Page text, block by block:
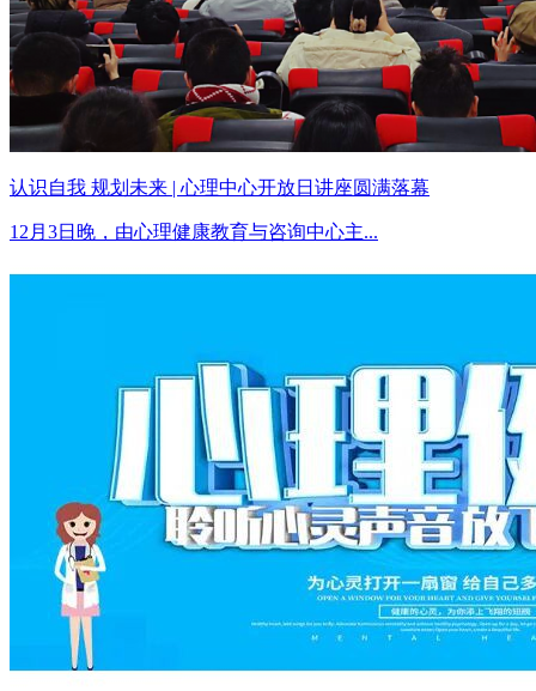
认识自我 规划未来 | 心理中心开放日讲座圆满落幕
12月3日晚，由心理健康教育与咨询中心主...